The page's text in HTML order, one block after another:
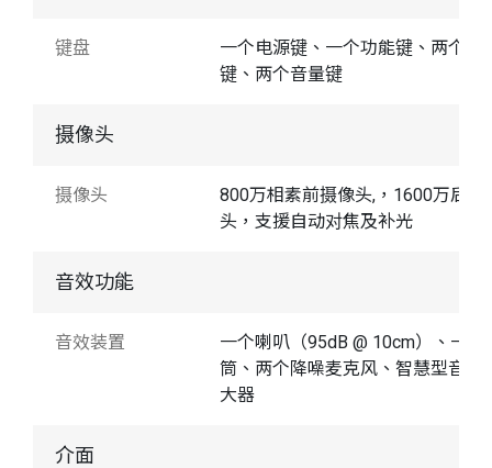
键盘
一个电源键、一个功能键、两个扫
键、两个音量键
摄像头
摄像头
800万相素前摄像头,，1600万后摄
头，支援自动对焦及补光
音效功能
音效装置
一个喇叭（95dB @ 10cm）、一个
筒、两个降噪麦克风、智慧型音讯
大器
介面